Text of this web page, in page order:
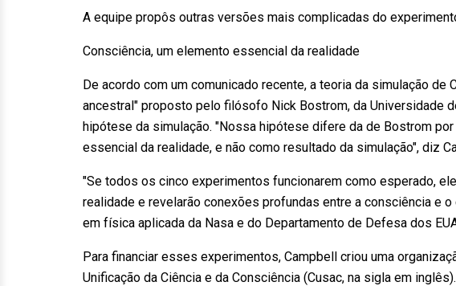
A equipe propôs outras versões mais complicadas do
Consciência, um elemento essencial da realidade
De acordo com um comunicado recente, a teoria da simulação
ancestral" proposto pelo filósofo Nick Bostrom, da Universidade
hipótese da simulação. "Nossa hipótese difere da de Bostrom
essencial da realidade, e não como resultado da simulação", diz
"Se todos os cinco experimentos funcionarem como esperado,
realidade e revelarão conexões profundas entre a consciência e
em física aplicada da Nasa e do Departamento de Defesa dos
Para financiar esses experimentos, Campbell criou uma
Unificação da Ciência e da Consciência (Cusac, na sigla em